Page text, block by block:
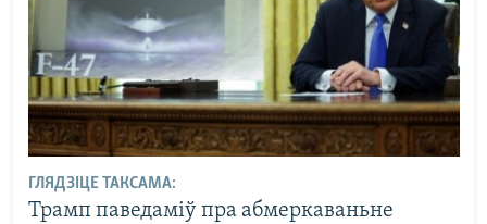
ГЛЯДЗІЦЕ ТАКСАМА:
Трамп паведаміў пра абмеркаваньне